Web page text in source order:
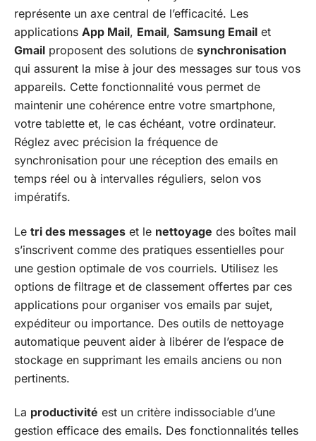
représente un axe central de l’efficacité. Les
applications App Mail, Email, Samsung Email et
Gmail proposent des solutions de synchronisation
qui assurent la mise à jour des messages sur tous vos
appareils. Cette fonctionnalité vous permet de
maintenir une cohérence entre votre smartphone,
votre tablette et, le cas échéant, votre ordinateur.
Réglez avec précision la fréquence de
synchronisation pour une réception des emails en
temps réel ou à intervalles réguliers, selon vos
impératifs.
Le tri des messages et le nettoyage des boîtes mail
s’inscrivent comme des pratiques essentielles pour
une gestion optimale de vos courriels. Utilisez les
options de filtrage et de classement offertes par ces
applications pour organiser vos emails par sujet,
expéditeur ou importance. Des outils de nettoyage
automatique peuvent aider à libérer de l’espace de
stockage en supprimant les emails anciens ou non
pertinents.
La productivité est un critère indissociable d’une
gestion efficace des emails. Des fonctionnalités telles